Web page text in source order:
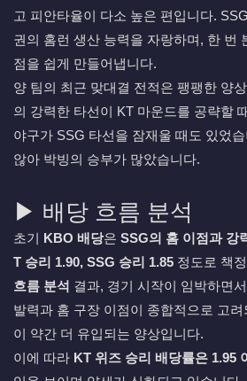
고 피안타율이 다소 높은 편입니다.
권의 홈런 생산 능력을 자랑하며, 한 번
점을 쉽게 만들어냅니다.
양 팀의 최근 맞대결 전적은 팽팽한 양
의 강력한 타선이 KT 마운드를 공략할
야구가 SSG 타선을 잠재울 때도 있었
않아 박빙의 승부가 많았습니다.
▶ 배당 흐름 분석
초기 KBO 배당은 SSG의 홈 이점과 강
T 승리 1.90, SSG 승리 1.85 정도로 책
흐름 분석 결과, 경기 시작이 임박하면
발력과 홈 구장 이점이 종합적으로 고
이 약간 더 유입되는 양상입니다.
이에 따라 KT 위즈 승리 배당률은 1.95